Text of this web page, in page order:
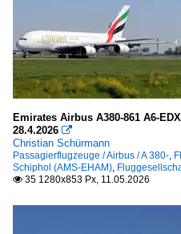
Norwegen
Oslo-
Österreich
Wien-
Emirates Airbus A380-861 A6-
28.4.2026 
Christian Schürmann
Passagierflugzeuge / Airbus / A 380-,
Schiphol (AMS-EHAM),
 35 1280x853 Px, 11.05.2026